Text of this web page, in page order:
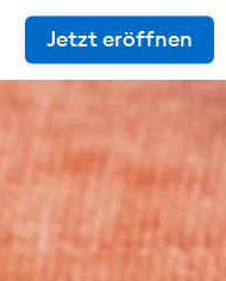
Jetzt eröffnen